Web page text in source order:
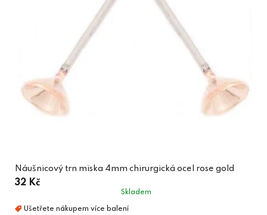
Náušnicový trn miska 4mm chirurgická ocel rose gold
32 Kč
Skladem